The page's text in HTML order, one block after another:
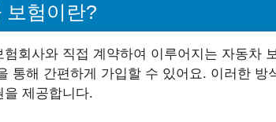
보험이란?
회사와 직접 계약하여 이루어지는 자동차
통해 간편하게 가입할 수 있어요. 이러한 방
제공합니다.